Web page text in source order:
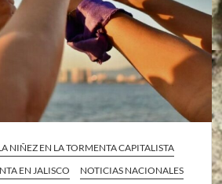
NIÑEZ EN LA TORMENTA CAPITALISTA
EN JALISCO
NOTICIAS NACIONALES